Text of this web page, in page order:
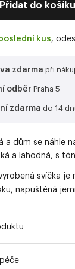
Přidat do košíku
kus,
zdarma při
odběr Praha 5
zdarma do 14
a dům se náhle
a lahodná, s
svíčka
napuštěná